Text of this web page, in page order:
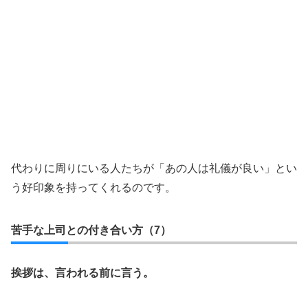
代わりに周りにいる人たちが「あの人は礼儀が良い」とい
う好印象を持ってくれるのです。
苦手な上司との付き合い方（7）
挨拶は、言われる前に言う。